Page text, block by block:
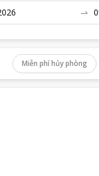
Miễn phí hủy phòng